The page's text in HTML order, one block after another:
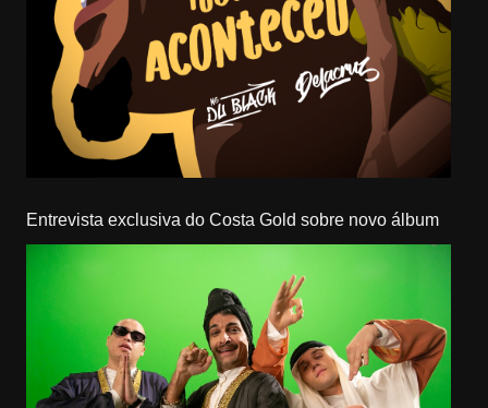
Entrevista exclusiva do Costa Gold sobre novo álbum